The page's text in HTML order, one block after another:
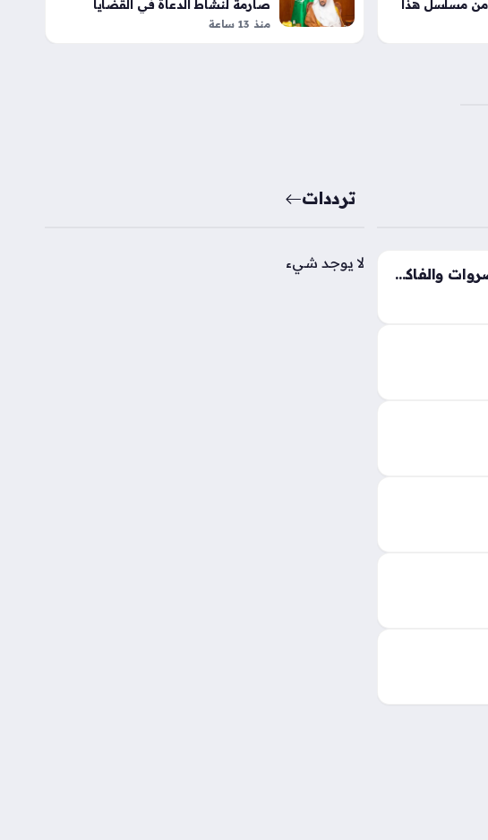
من مسلسل هذا
صارمة لنشاط الدعاة في القضايا
الدولية الخارجية
منذ 13 ساعة
تغيرات جديدة في أسعار الخضروات والفاكهة بالأسواق خلال تعاملات الجمعة 8 أغسطس
والعبور
الأساسية
هامش ربح…
ترددات
لا يوجد شيء